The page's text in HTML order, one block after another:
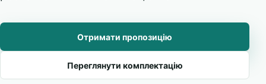
Отримати пропозицію
Переглянути комплектацію